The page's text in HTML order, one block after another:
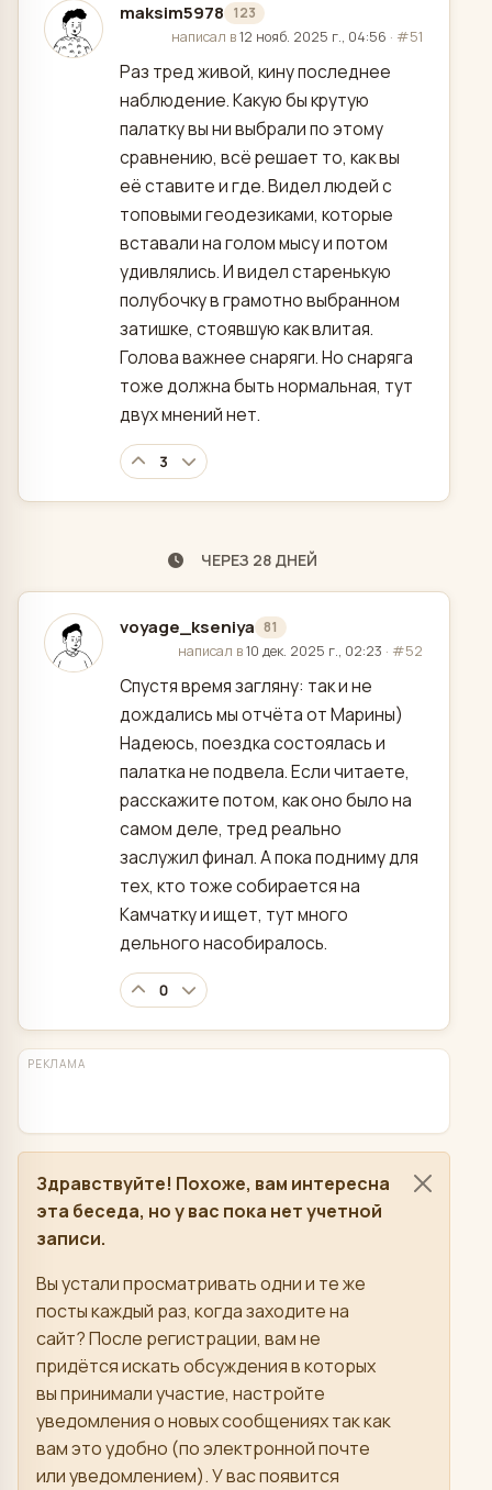
maksim5978 123
отредактировано
написал в12 нояб. 2025 г., 04:56 · #51
Раз тред живой, кину последнее
наблюдение. Какую бы крутую
палатку вы ни выбрали по этому
сравнению, всё решает то, как вы
её ставите и где. Видел людей с
топовыми геодезиками, которые
вставали на голом мысу и потом
удивлялись. И видел старенькую
полубочку в грамотно выбранном
затишке, стоявшую как влитая.
Голова важнее снаряги. Но снаряга
тоже должна быть нормальная, тут
двух мнений нет.
3
ЧЕРЕЗ 28 ДНЕЙ
voyage_kseniya 81
отредактировано
написал в10 дек. 2025 г., 02:23 · #52
Спустя время загляну: так и не
дождались мы отчёта от Марины)
Надеюсь, поездка состоялась и
палатка не подвела. Если читаете,
расскажите потом, как оно было на
самом деле, тред реально
заслужил финал. А пока подниму для
тех, кто тоже собирается на
Камчатку и ищет, тут много
дельного насобиралось.
0
РЕКЛАМА
Здравствуйте! Похоже, вам интересна
эта беседа, но у вас пока нет учетной
записи.
Вы устали просматривать одни и те же
посты каждый раз, когда заходите на
сайт? После регистрации, вам не
придётся искать обсуждения в которых
вы принимали участие, настройте
уведомления о новых сообщениях так как
вам это удобно (по электронной почте
или уведомлением). У вас появится